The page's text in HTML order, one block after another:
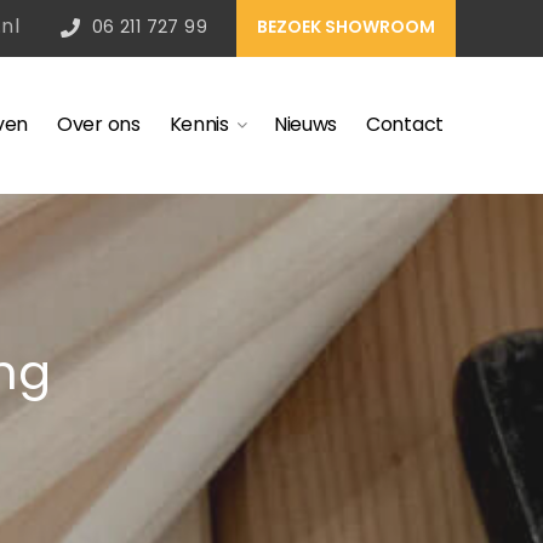
06 211 727 99 BEZOEK SHOWROOM
Over ons Kennis Nieuws Contact